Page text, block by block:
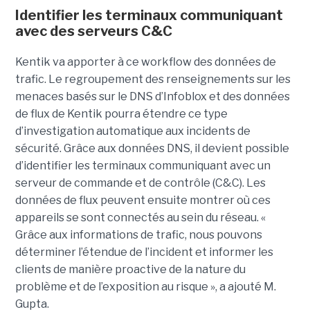
Identifier les terminaux communiquant
avec des serveurs C&C
Kentik va apporter à ce workflow des données de
trafic. Le regroupement des renseignements sur les
menaces basés sur le DNS d’Infoblox et des données
de flux de Kentik pourra étendre ce type
d’investigation automatique aux incidents de
sécurité. Grâce aux données DNS, il devient possible
d’identifier les terminaux communiquant avec un
serveur de commande et de contrôle (C&C). Les
données de flux peuvent ensuite montrer où ces
appareils se sont connectés au sein du réseau. «
Grâce aux informations de trafic, nous pouvons
déterminer l’étendue de l’incident et informer les
clients de manière proactive de la nature du
problème et de l’exposition au risque », a ajouté M.
Gupta.